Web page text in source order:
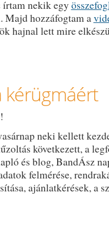
írtam nekik egy
Majd hozzáfogtam a
hajnal lett mire
kérügmáért
neki kellett
következett, a
és blog, BandÁsz
felmérése,
ajánlatkérések, a